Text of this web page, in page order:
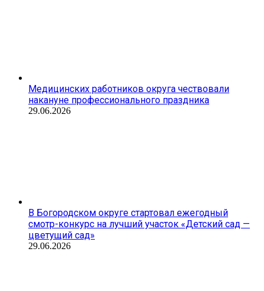
Медицинских работников округа чествовали
накануне профессионального праздника
29.06.2026
В Богородском округе стартовал ежегодный
смотр-конкурс на лучший участок «Детский сад —
цветущий сад»
29.06.2026